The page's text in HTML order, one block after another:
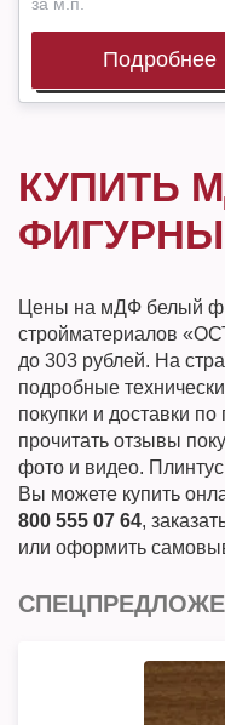
Подробнее
КУПИТЬ
Цены на мДФ белый
стройматериалов
до 303 рублей. На
подробные
покупки и доставки
прочитать отзывы
фото и видео.
Вы можете купить
800 555 07 64,
или оформить